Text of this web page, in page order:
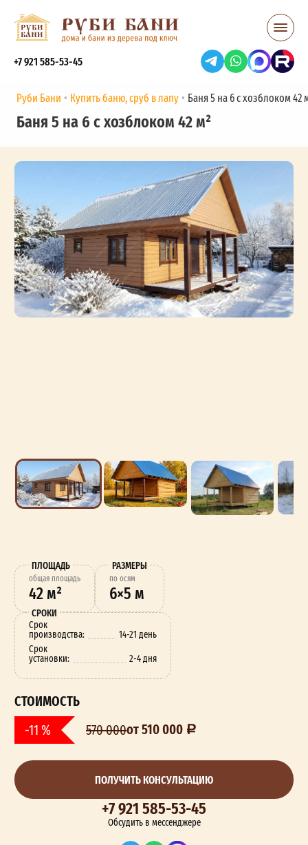
+7 921 585-53-45
Руби Бани Купить баню, сруб в лапу Баня 5 на 6 с хозблоком 42
Баня 5 на 6 с хозблоком 42 м²
ПЛОЩАДЬ
oбщая площадь
42 м²
РАЗМЕРЫ
по осям
6×5 м
СРОКИ
Срок
производства:
14-21 день
Срок
установки: 2-4 дня
СТОИМОСТЬ
-11 % 570 000от 510 000
ПОЛУЧИТЬ КОНСУЛЬТАЦИЮ
+7 921 585-53-45
Обсудить в мессенджере